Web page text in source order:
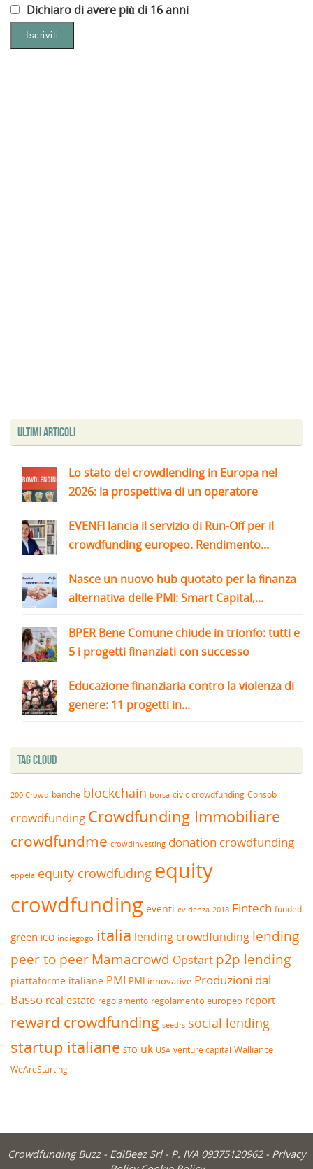
Dichiaro di avere più di 16 anni
Ultimi articoli
Lo stato del crowdlending in Europa nel
2026: la prospettiva di un operatore
EVENFI lancia il servizio di Run-Off per il
crowdfunding europeo. Rendimento...
Nasce un nuovo hub quotato per la finanza
alternativa delle PMI: Smart Capital,...
BPER Bene Comune chiude in trionfo: tutti e
5 i progetti finanziati con successo
Educazione finanziaria contro la violenza di
genere: 11 progetti in...
Tag Cloud
200 Crowd banche blockchain borsa civic crowdfunding Consob
crowdfunding Crowdfunding Immobiliare
crowdfundme crowdinvesting donation crowdfunding
eppela equity crowdfuding equity
crowdfunding eventi evidenza-2018 Fintech funded
green ICO indiegogo italia lending crowdfunding lending
peer to peerMamacrowd Opstart p2p lending
piattaforme italiane PMI PMI innovative Produzioni dal
Basso real estate regolamento regolamento europeo report
reward crowdfunding seedrs social lending
startup italiane STO uk USA venture capital Walliance
WeAreStarting
Crowdfunding Buzz - EdiBeez Srl - P. IVA 09375120962 - Privacy